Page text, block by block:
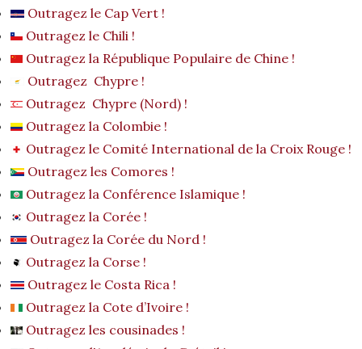
Outragez le Cap Vert !
Outragez le Chili !
Outragez la République Populaire de Chine !
Outragez Chypre !
Outragez Chypre (Nord) !
Outragez la Colombie !
Outragez le Comité International de la Croix Rouge !
Outragez les Comores !
Outragez la Conférence Islamique !
Outragez la Corée !
Outragez la Corée du Nord !
Outragez la Corse !
Outragez le Costa Rica !
Outragez la Cote d’Ivoire !
Outragez les cousinades !